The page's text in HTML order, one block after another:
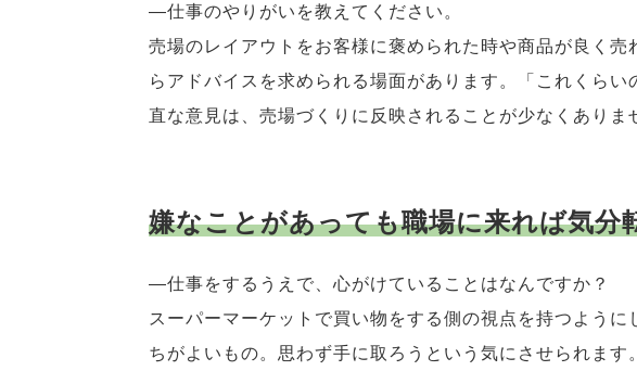
―仕事のやりがいを教えてください。
売場のレイアウトをお客様に褒められた時や商品が良く
らアドバイスを求められる場面があります。「これくら
直な意見は、売場づくりに反映されることが少なくあり
嫌なことがあっても職場に来れば気分
―仕事をするうえで、心がけていることはなんですか？
スーパーマーケットで買い物をする側の視点を持つよう
ちがよいもの。思わず手に取ろうという気にさせられま